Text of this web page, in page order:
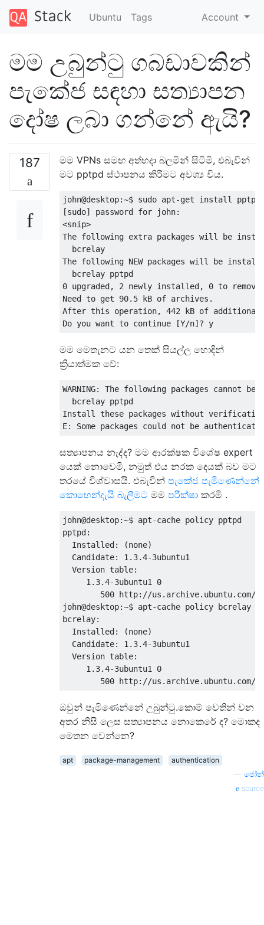
Ubuntu Tags Account
මම උබුන්ටු ගබඩාවකින්
පැකේජ සඳහා සත්‍යාපන
දෝෂ ලබා ගන්නේ ඇයි?
187
මම VPNs සමඟ අත්හදා බලමින් සිටිමි, එබැවින්
මට pptpd ස්ථාපනය කිරීමට අවශ්‍ය විය.
john@desktop:~$ sudo apt-get install pptpd
[sudo] password for john:
<snip>
The following extra packages will be
  bcrelay
The following NEW packages will be
  bcrelay pptpd
0 upgraded, 2 newly installed, 0 to remove
Need to get 90.5 kB of archives.
After this operation, 442 kB of additional
මම මෙතැනට යන තෙක් සියල්ල හොඳින්
ක්‍රියාත්මක වේ:
WARNING: The following packages cannot
  bcrelay pptpd
Install these packages without
සත්‍යාපනය නැද්ද? මම ආරක්ෂක විශේෂ expert
යෙක් නොවෙමි, නමුත් එය නරක දෙයක් බව මට
තරයේ විශ්වාසයි. එබැවින් පැකේජ පැමිණෙන්නේ
කොහෙන්දැයි බැලීමට මම පරීක්ෂා කරමි .
john@desktop:~$ apt-cache policy pptpd
pptpd:
  Installed: (none)
  Candidate: 1.3.4-3ubuntu1
  Version table:
     1.3.4-3ubuntu1 0
500 http://us.archive.ubuntu.com/
john@desktop:~$ apt-cache policy bcrelay
bcrelay:
  Installed: (none)
  Candidate: 1.3.4-3ubuntu1
  Version table:
     1.3.4-3ubuntu1 0
ඔවුන් පැමිණෙන්නේ උබුන්ටු.කොම් වෙතින් වන
අතර නිසි ලෙස සත්‍යාපනය නොකෙරේ ද? මොකද
මෙතන වෙන්නෙ?
apt package-management
authentication
ජෝන්
source